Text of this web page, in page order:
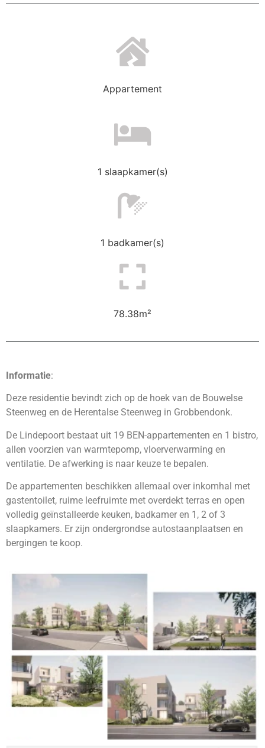
Appartement
1 slaapkamer(s)
1 badkamer(s)
78.38m²
Informatie:
Deze residentie bevindt zich op de hoek van de Bouwelse
Steenweg en de Herentalse Steenweg in Grobbendonk.
De Lindepoort bestaat uit 19 BEN-appartementen en 1 bistro,
allen voorzien van warmtepomp, vloerverwarming en
ventilatie. De afwerking is naar keuze te bepalen.
De appartementen beschikken allemaal over inkomhal met
gastentoilet, ruime leefruimte met overdekt terras en open
volledig geïnstalleerde keuken, badkamer en 1, 2 of 3
slaapkamers. Er zijn ondergrondse autostaanplaatsen en
bergingen te koop.